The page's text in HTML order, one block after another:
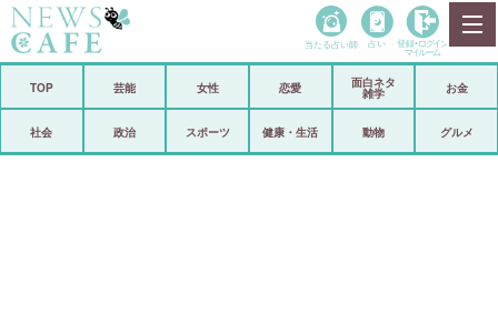
政治
当たる占い師 占い 登録• ログイン
マイルーム
TOP 芸能 女性 恋愛
面白ネタ
雑学
お金
社会 政治 スポーツ 健康・生活 動物 グルメ